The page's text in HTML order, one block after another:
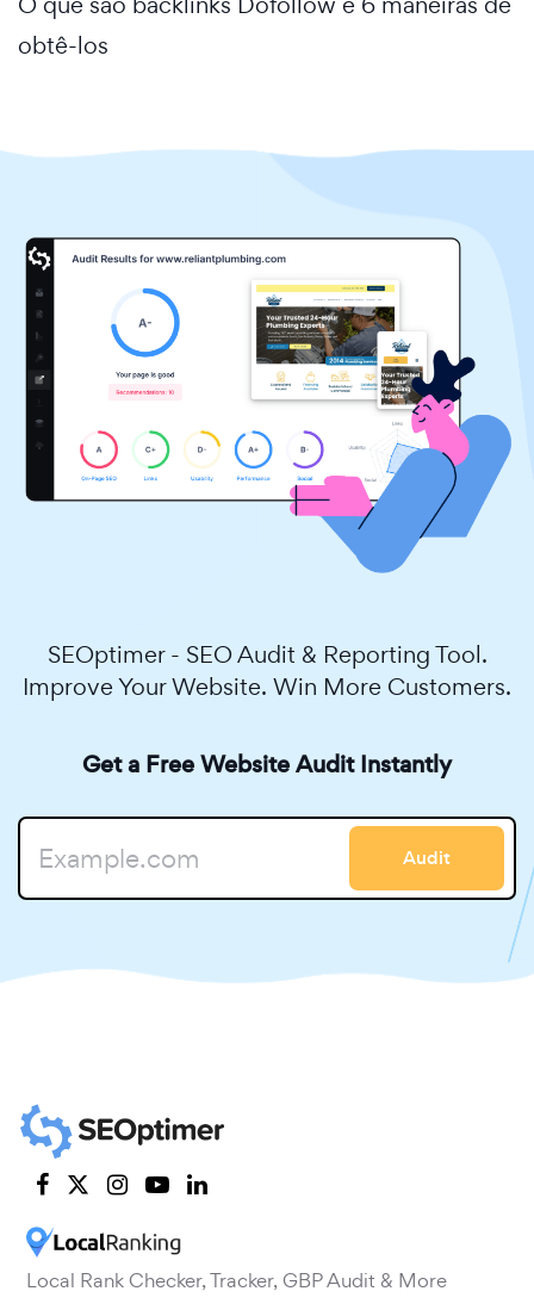
obtê-los
SEOptimer - SEO Audit & Reporting Tool.
Improve Your Website. Win More Customers.
Get a Free Website Audit Instantly
Audit
Local Rank Checker, Tracker, GBP Audit & More